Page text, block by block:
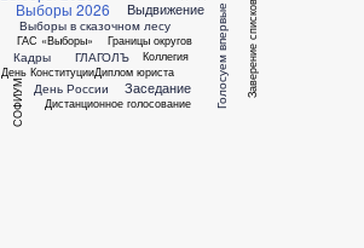
Выборы 2026
Выборы в сказочном лесу
Выдвижение
ГАС «Выборы»
ГЛАГОЛЪ Голосуем впервые
Границы округов
День Конституции
День России
Диплом юриста
Дистанционное голосование
Заверение списков
Заседание
Кадры Коллегия
СОФИУМ